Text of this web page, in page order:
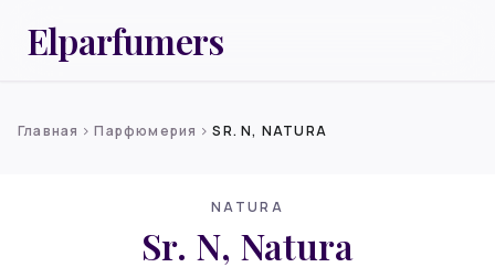
Elparfumers
Главная chevron_rightПарфюмерия chevron_rightSR. N, NATURA
NATURA
Sr. N, Natura